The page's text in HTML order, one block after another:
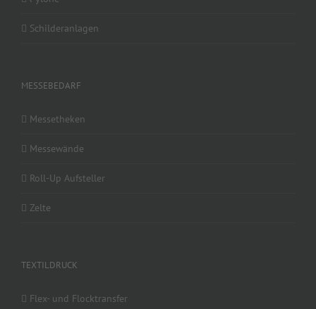
Schilderanlagen
MESSEBEDARF
Messetheken
Messewände
Roll-Up Aufsteller
Zelte
TEXTILDRUCK
Flex- und Flocktransfer